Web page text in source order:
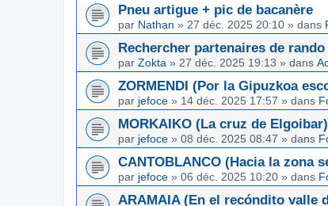
Pneu artigue + pic de bacanère
par Nathan » 27 déc. 2025 20:10 » dans
Rechercher partenaires de rando
par Zokta » 27 déc. 2025 19:13 » dans
ZORMENDI (Por la Gipuzkoa
par jefoce » 14 déc. 2025 17:57 » dans
MORKAIKO (La cruz de Elgoibar)
par jefoce » 08 déc. 2025 08:47 » dans
CANTOBLANCO (Hacia la zona
par jefoce » 06 déc. 2025 10:20 » dans
ARAMAIA (En el recóndito valle